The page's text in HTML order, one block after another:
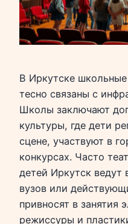
В Иркутске
тесно связаны с
Школы заключают
культуры, где дети
сцене, участвуют в
конкурсах. Часто
детей Иркутск ведут
вузов или
привносят в занятия
режиссуры и